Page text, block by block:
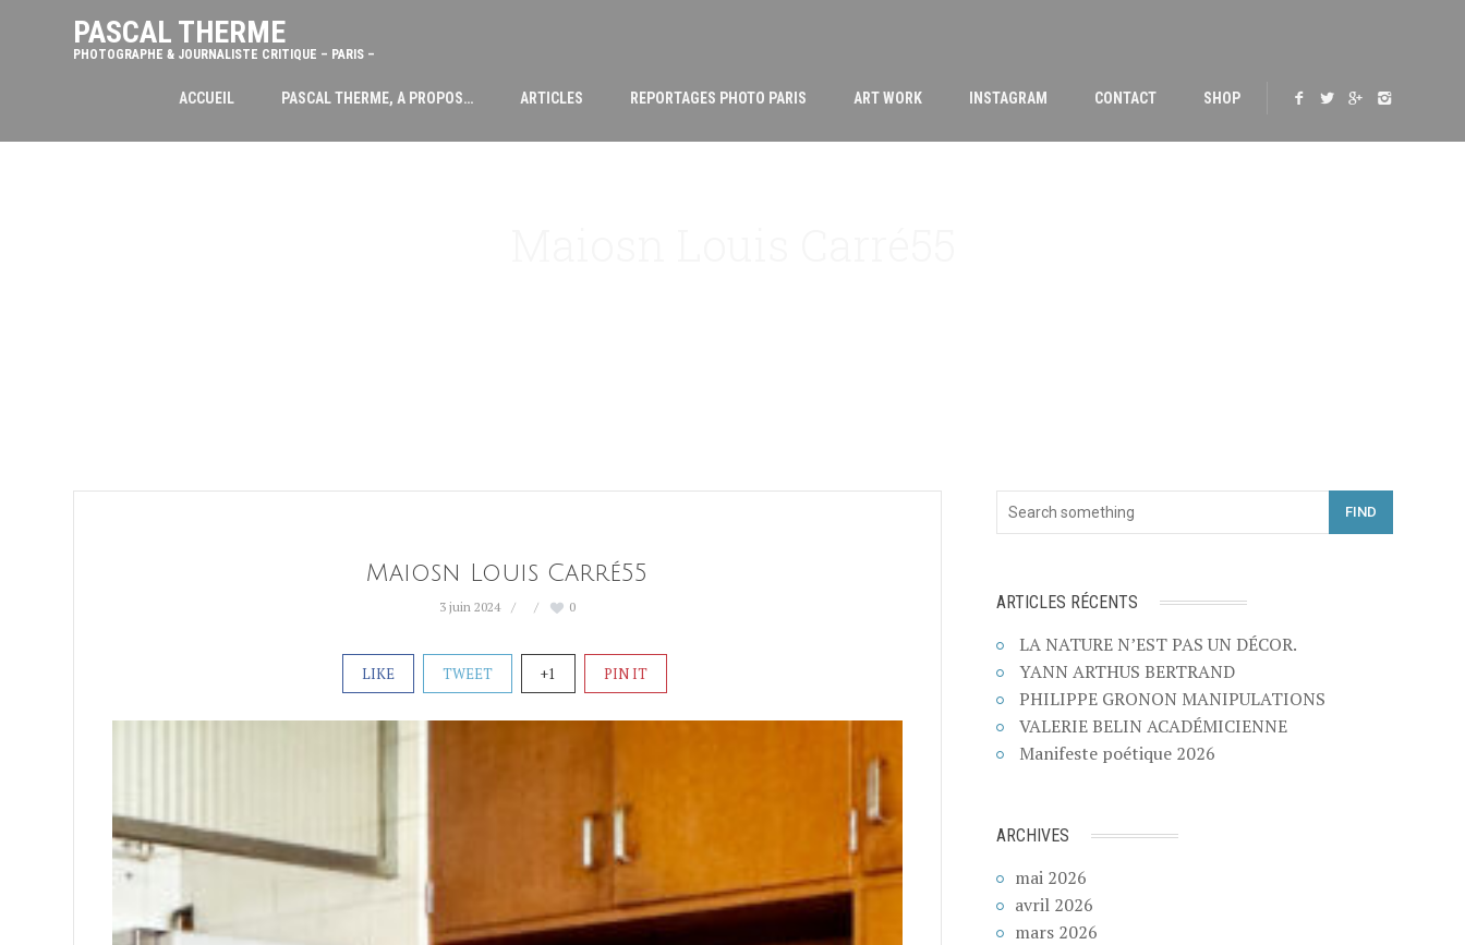
PASCAL THERME
PHOTOGRAPHE & JOURNALISTE CRITIQUE – PARIS –
ACCUEIL PASCAL THERME, A PROPOS… ARTICLES REPORTAGES PHOTO PARIS ART WORK INSTAGRAM CONTACT SHOP
Maiosn Louis Carré55
3 juin 2024 0
LIKE TWEET +1 PIN IT
FIND
ARTICLES RÉCENTS
LA NATURE N’EST PAS UN DÉCOR.
YANN ARTHUS BERTRAND
PHILIPPE GRONON MANIPULATIONS
VALERIE BELIN ACADÉMICIENNE
Manifeste poétique 2026
ARCHIVES
mai 2026
avril 2026
mars 2026